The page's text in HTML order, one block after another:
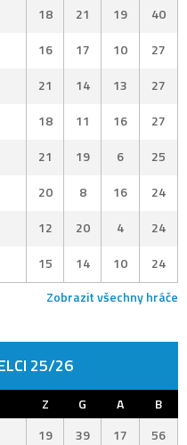
18 21 19
40
16 17 10
27
21 14 13
27
18 11 16
27
21 19 6
25
20 8 16
24
12 20 4
24
15 14 10
24
Zobrazit všechny hráče
25/26
Z G A
B
19 39 17
56